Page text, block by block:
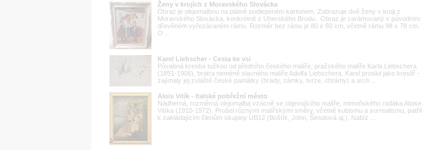
Ženy v krojích z Moravského Slovácka
Obraz je olejomalbou na plátně podlepeném kartonem. Zobrazuje dvě ženy v kroji z
Moravského Slovácka, konkrétně z Uherského Brodu.. Obraz je zarámovaný v původním
dřevěném vyřezávaném rámu. Rozměr bez rámu je 80 x 60 cm, včetně rámu 98 x 78 cm.
O ...
Karel Liebscher - Cesta ke vsi
Půvabná kresba tužkou od předního českého malíře, pražského malíře Karla Liebschera
(1851-1906), bratra neméně slavného malíře Adolfa Liebschera. Karel proslul jako kreslíř -
zajímaly jej zvláště české památky (hrady, zámky, tvrze, chrámy) a arch ...
Alois Vitík - Italské pobřežní město
Nádherná, rozměrná olejomalba vzácně se objevujícího malíře, mimoňského rodáka Aloise
Vitíka (1910-1972). Prošel různými malířskými směry, včetně kubismu a surrealismu, patřil
k zakládajícím členům skupiny UB12 (Boštík, John, Šimotová aj.). Nabíz ...